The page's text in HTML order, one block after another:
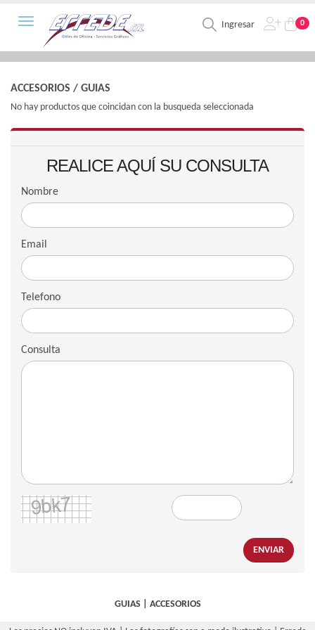
Ingresar 0
Toggle navigation
ACCESORIOS / GUIAS
No hay productos que coincidan con la busqueda seleccionada
REALICE AQUÍ SU CONSULTA
Nombre
Email
Telefono
Consulta
ENVIAR
GUIAS ACCESORIOS